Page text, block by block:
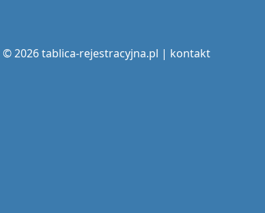
© 2026 tablica-rejestracyjna.pl | kontakt